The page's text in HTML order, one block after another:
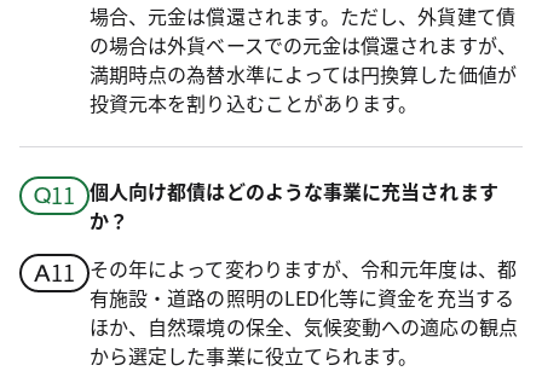
場合、元金は償還されます。ただし、外貨建て債
の場合は外貨ベースでの元金は償還されますが、
満期時点の為替水準によっては円換算した価値が
投資元本を割り込むことがあります。
個人向け都債はどのような事業に充当されます
か？
その年によって変わりますが、令和元年度は、都
有施設・道路の照明のLED化等に資金を充当する
ほか、自然環境の保全、気候変動への適応の観点
から選定した事業に役立てられます。